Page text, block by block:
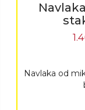
Navlaka od